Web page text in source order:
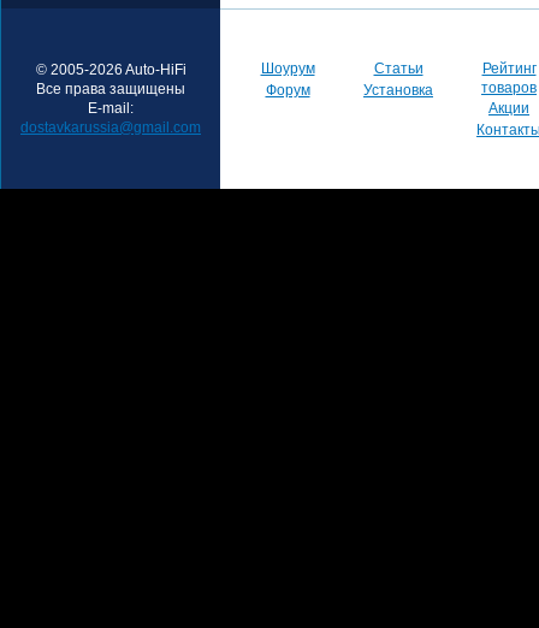
© 2005-2026 Auto-HiFi
Все права защищены
E-mail:
dostavkarussia@gmail.com
Шоурум
Форум
Статьи
Установка
Рейтинг
товаров
Акции